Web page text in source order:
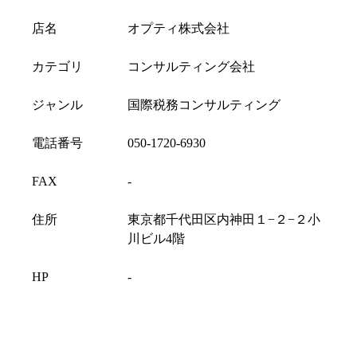
店名 オプティ株式会社
カテゴリ コンサルティング会社
ジャンル 国際税務コンサルティング
電話番号 050-1720-6930
FAX -
住所
東京都千代田区内神田１−２−２小
川ビル4階
HP -